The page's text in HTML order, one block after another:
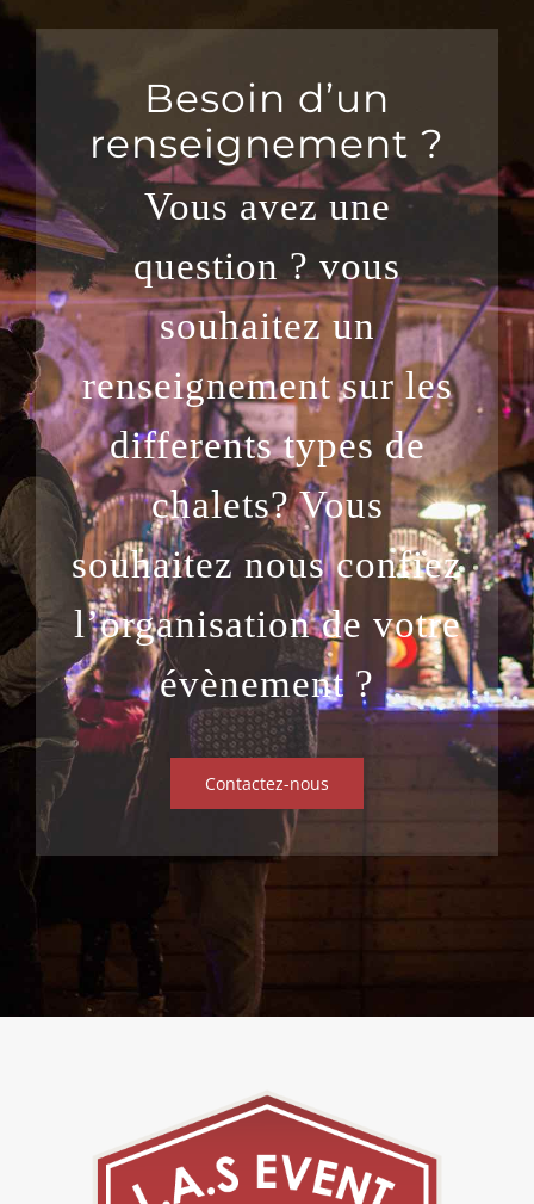
Besoin d’un
renseignement ?
Vous avez une
question ? vous
souhaitez un
renseignement sur les
differents types de
chalets? Vous
souhaitez nous confiez
l’organisation de votre
évènement ?
Contactez-nous